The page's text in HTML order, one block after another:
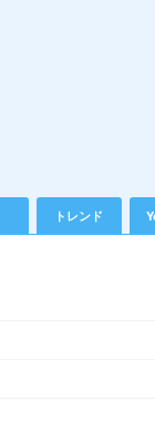
トレンド